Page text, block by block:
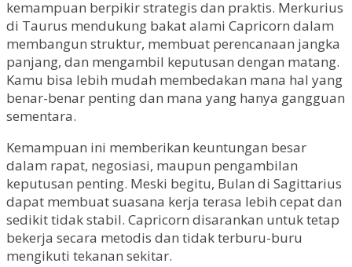
kemampuan berpikir strategis dan praktis. Merkurius
di Taurus mendukung bakat alami Capricorn dalam
membangun struktur, membuat perencanaan jangka
panjang, dan mengambil keputusan dengan matang.
Kamu bisa lebih mudah membedakan mana hal yang
benar-benar penting dan mana yang hanya gangguan
sementara.
Kemampuan ini memberikan keuntungan besar
dalam rapat, negosiasi, maupun pengambilan
keputusan penting. Meski begitu, Bulan di Sagittarius
dapat membuat suasana kerja terasa lebih cepat dan
sedikit tidak stabil. Capricorn disarankan untuk tetap
bekerja secara metodis dan tidak terburu-buru
mengikuti tekanan sekitar.